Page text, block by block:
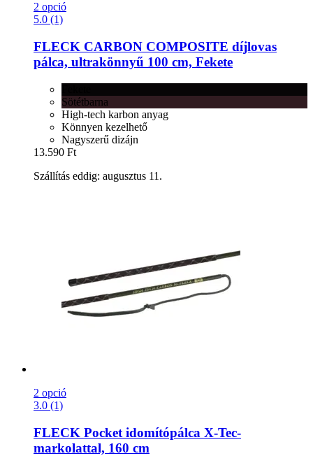
2 opció
5.0 (1)
FLECK CARBON COMPOSITE díjlovas
pálca, ultrakönnyű 100 cm, Fekete
Sötétbarna
High-tech karbon anyag
Könnyen kezelhető
Nagyszerű dizájn
13.590 Ft
Szállítás eddig: augusztus 11.
2 opció
3.0 (1)
FLECK Pocket idomítópálca X-​Tec-​
markolattal, 160 cm